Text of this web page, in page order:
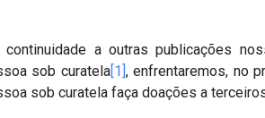
continuidade a outras publicações
sob curatela[1], enfrentaremos, no
sob curatela faça doações a